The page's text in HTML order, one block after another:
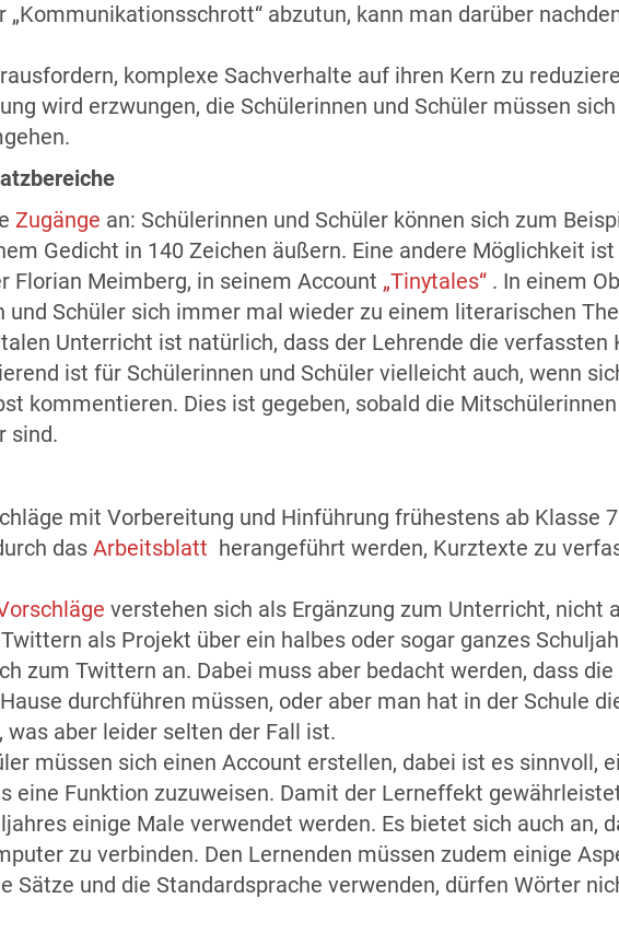
abzutun, kann man darüber
komplexe Sachverhalte auf ihren Kern zu
wird erzwungen, die Schülerinnen und Schüler müssen
Zugänge an: Schülerinnen und Schüler können sich zum
Gedicht in 140 Zeichen äußern. Eine andere Möglichkeit
Florian Meimberg, in seinem Account „Tinytales“ . In einem
und Schüler sich immer mal wieder zu einem literarischen
Unterricht ist natürlich, dass der Lehrende die
ist für Schülerinnen und Schüler vielleicht auch, wenn
kommentieren. Dies ist gegeben, sobald die
sind.
mit Vorbereitung und Hinführung frühestens ab Klasse
das Arbeitsblatt herangeführt werden, Kurztexte zu
verstehen sich als Ergänzung zum Unterricht, nicht
als Projekt über ein halbes oder sogar ganzes
zum Twittern an. Dabei muss aber bedacht werden, dass
durchführen müssen, oder aber man hat in der Schule
aber leider selten der Fall ist.
müssen sich einen Account erstellen, dabei ist es sinnvoll,
eine Funktion zuzuweisen. Damit der Lerneffekt
einige Male verwendet werden. Es bietet sich auch an,
zu verbinden. Den Lernenden müssen zudem einige
Sätze und die Standardsprache verwenden, dürfen Wörter